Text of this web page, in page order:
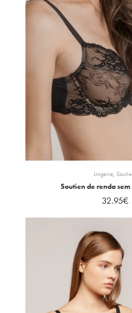
Lingerie,
Soutien de renda
32.95€